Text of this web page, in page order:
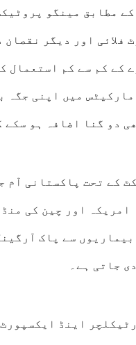
کے مطابق مینگو
فلائی اور دیگر
کے کم سے کم استعمال
میں اپنی جگہ
دو گنا اضافہ ہو سکے
کے تحت پاکستانی آم
امریکہ اور چین کی
سے پاک
جاتی ہے۔
اینڈ